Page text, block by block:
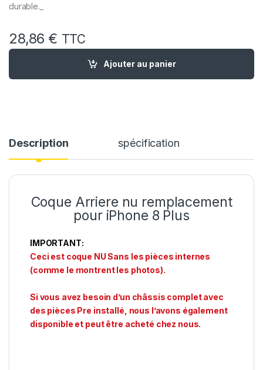
durable._
28,86 € TTC
quantité de Chassis Remplacement NU pour iPhone 8 Plus
Ajouter au panier
Description spécification
Coque Arriere nu remplacement
pour iPhone 8 Plus
IMPORTANT:
Ceci est coque NU Sans les pièces internes
(comme le montrent les photos).
Si vous avez besoin d’un châssis complet avec
des pièces Pre installé, nous l’avons également
disponible et peut être acheté chez nous.